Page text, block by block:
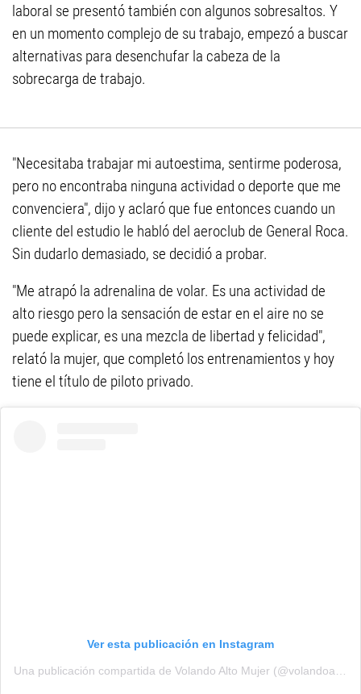
laboral se presentó también con algunos sobresaltos. Y
en un momento complejo de su trabajo, empezó a buscar
alternativas para desenchufar la cabeza de la
sobrecarga de trabajo.
"Necesitaba trabajar mi autoestima, sentirme poderosa,
pero no encontraba ninguna actividad o deporte que me
convenciera", dijo y aclaró que fue entonces cuando un
cliente del estudio le habló del aeroclub de General Roca.
Sin dudarlo demasiado, se decidió a probar.
"Me atrapó la adrenalina de volar. Es una actividad de
alto riesgo pero la sensación de estar en el aire no se
puede explicar, es una mezcla de libertad y felicidad",
relató la mujer, que completó los entrenamientos y hoy
tiene el título de piloto privado.
Ver esta publicación en Instagram